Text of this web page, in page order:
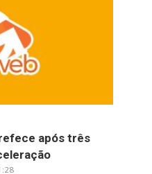
após três